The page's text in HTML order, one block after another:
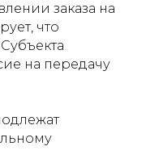
заказа на
что
на передачу